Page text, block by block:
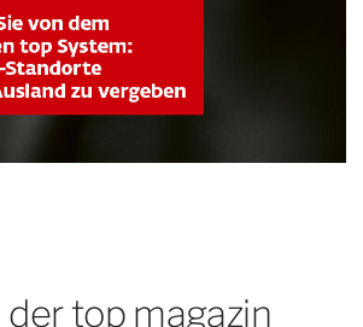
top magazin